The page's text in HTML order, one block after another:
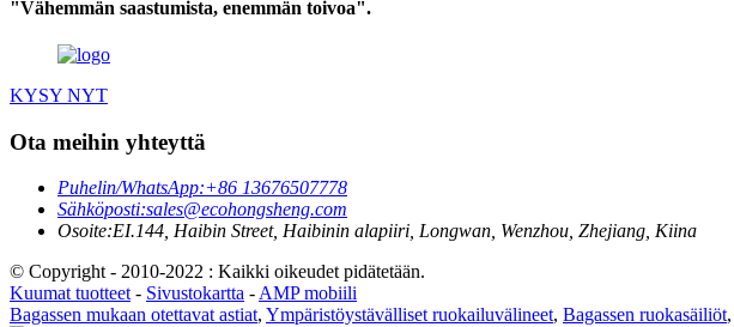
"Vähemmän saastumista, enemmän toivoa".
KYSY NYT
Ota meihin yhteyttä
Puhelin/WhatsApp:+86 13676507778
Sähköposti:sales@ecohongsheng.com
Osoite:EI.144, Haibin Street, Haibinin alapiiri, Longwan, Wenzhou, Zhejiang, Kiina
© Copyright - 2010-2022 : Kaikki oikeudet pidätetään.
Kuumat tuotteet - Sivustokartta - AMP mobiili
Bagassen mukaan otettavat astiat, Ympäristöystävälliset ruokailuvälineet, Bagassen ruokasäiliöt,